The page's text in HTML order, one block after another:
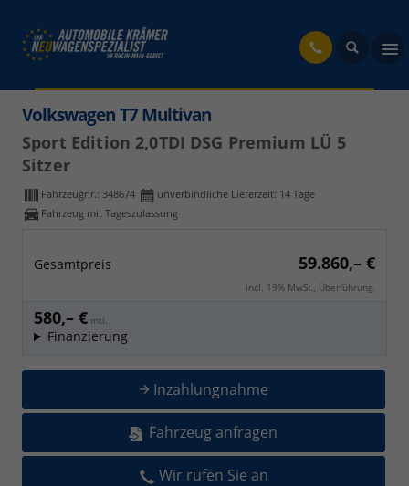
Volkswagen T7 Multivan
Sport Edition 2,0TDI DSG Premium LÜ 5
Sitzer
Fahrzeugnr.: 348674 unverbindliche Lieferzeit: 14 Tage
Fahrzeug mit Tageszulassung
Gesamtpreis 59.860,– €
incl. 19% MwSt., Überführung.
580,– € mtl.
Finanzierung
Inzahlungnahme
Fahrzeug anfragen
Wir rufen Sie an